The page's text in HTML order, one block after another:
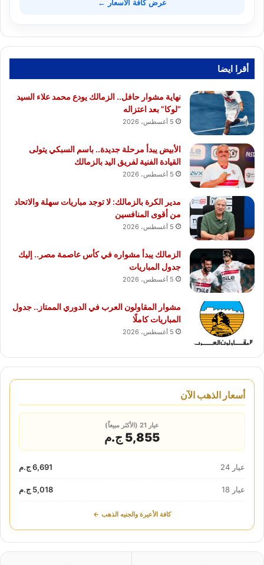
عرض كافة الأسعار ←
أقرا ايضا
نهاية مشوار حافل.. الزمالك يودع محمد علاء السيد
“لوكا” بعد اعتزاله
5 أغسطس، 2026
الأبيض يبدأ مرحلة جديدة.. باسم السبكي يتولى
القيادة الفنية لفريق اليد بالزمالك
5 أغسطس، 2026
مدير الكرة بالزمالك: لا توجد مباريات سهلة والاتحاد
من أقوى المنافسين
5 أغسطس، 2026
الزمالك يبدأ مشواره في كأس عاصمة مصر.. إليك
جدول المباريات
5 أغسطس، 2026
مشوار المقاولون العرب في الدوري الممتاز.. جدول
المباريات كاملًا
5 أغسطس، 2026
أسعار الذهب الآن
عيار 21 (الأكثر مبيعاً)
5,855 ج.م
عيار 24 6,691 ج.م
عيار 18 5,018 ج.م
كافة الأعيرة والجنيه الذهب ←